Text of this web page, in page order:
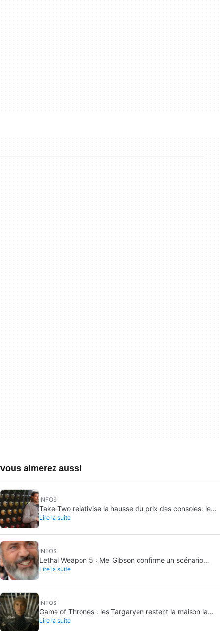
Vous aimerez aussi
INFOS
Take-Two relativise la hausse du prix des consoles: le
PC représente déjà 40 à 50 % des ventes
Lire la suite
INFOS
Lethal Weapon 5 : Mel Gibson confirme un scénario
terminé, sans feu vert
Lire la suite
INFOS
Game of Thrones : les Targaryen restent la maison la
plus puissante de Westeros
Lire la suite